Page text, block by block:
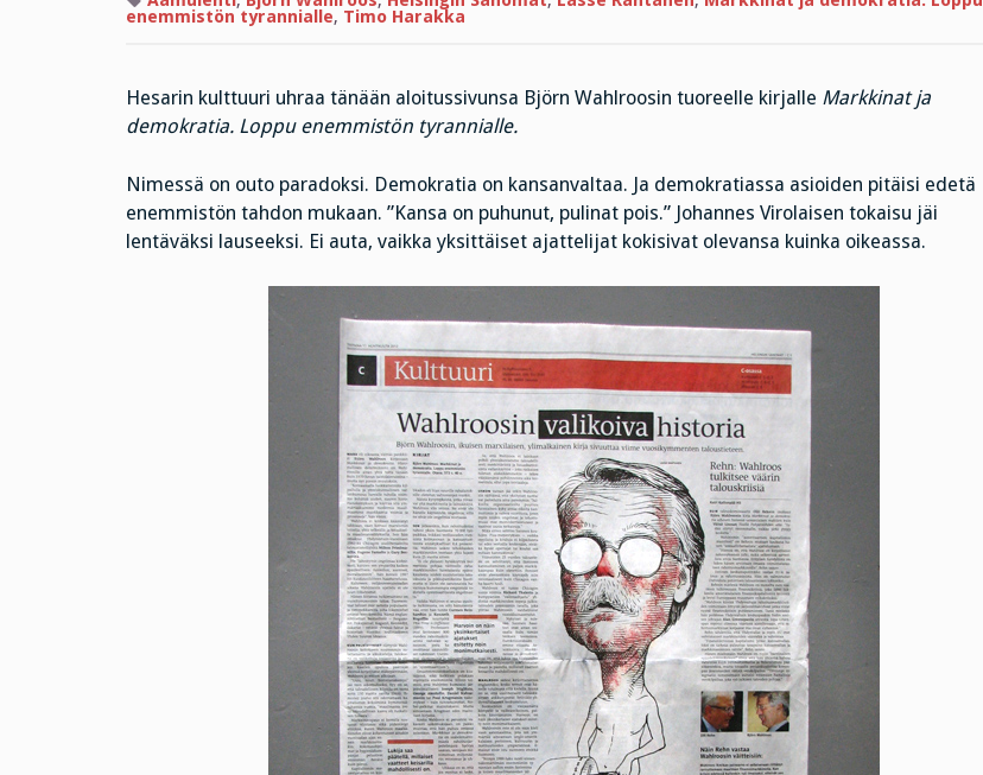
enemmistön tyrannialle, Timo Harakka
Hesarin kulttuuri uhraa tänään aloitussivunsa Björn Wahlroosin tuoreelle kirjalle Markkinat ja
demokratia. Loppu enemmistön tyrannialle.
Nimessä on outo paradoksi. Demokratia on kansanvaltaa. Ja demokratiassa asioiden pitäisi edetä
enemmistön tahdon mukaan. ”Kansa on puhunut, pulinat pois.” Johannes Virolaisen tokaisu jäi
lentäväksi lauseeksi. Ei auta, vaikka yksittäiset ajattelijat kokisivat olevansa kuinka oikeassa.